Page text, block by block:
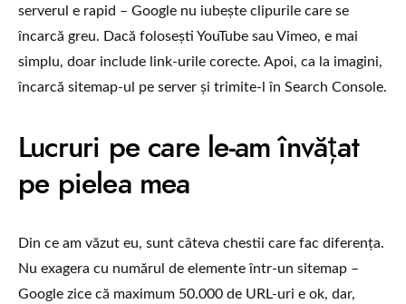
serverul e rapid – Google nu iubește clipurile care se
încarcă greu. Dacă folosești YouTube sau Vimeo, e mai
simplu, doar include link-urile corecte. Apoi, ca la imagini,
încarcă sitemap-ul pe server și trimite-l în Search Console.
Lucruri pe care le-am învățat
pe pielea mea
Din ce am văzut eu, sunt câteva chestii care fac diferența.
Nu exagera cu numărul de elemente într-un sitemap –
Google zice că maximum 50.000 de URL-uri e ok, dar,